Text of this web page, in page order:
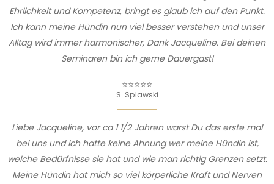
Ehrlichkeit und Kompetenz, bringt es glaub ich auf den Punkt.
Ich kann meine Hündin nun viel besser verstehen und unser
Alltag wird immer harmonischer, Dank Jacqueline. Bei deinen
Seminaren bin ich gerne Dauergast!
⭐⭐⭐⭐⭐
S. Splawski
Liebe Jacqueline, vor ca 1 1/2 Jahren warst Du das erste mal
bei uns und ich hatte keine Ahnung wer meine Hündin ist,
welche Bedürfnisse sie hat und wie man richtig Grenzen setzt.
Meine Hündin hat mich so viel körperliche Kraft und Nerven